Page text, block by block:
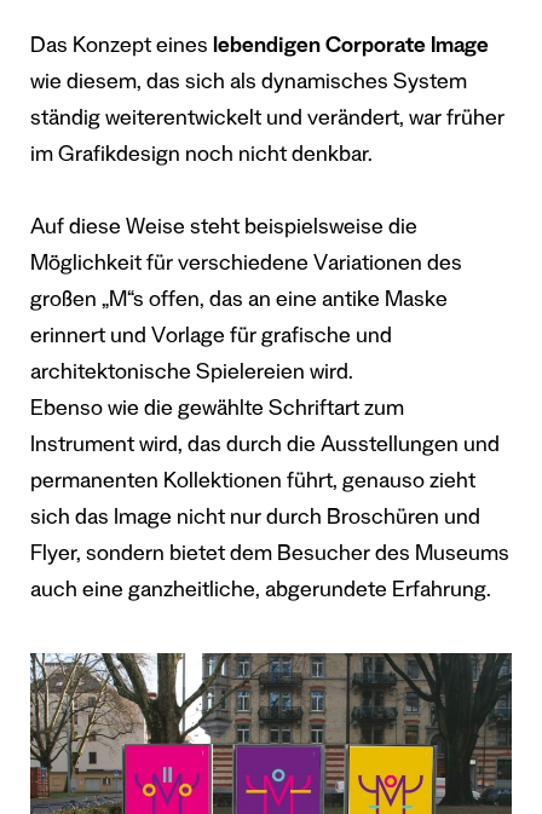
Das Konzept eines lebendigen Corporate Image
wie diesem, das sich als dynamisches System
ständig weiterentwickelt und verändert, war früher
im Grafikdesign noch nicht denkbar.
Auf diese Weise steht beispielsweise die
Möglichkeit für verschiedene Variationen des
großen „M“s offen, das an eine antike Maske
erinnert und Vorlage für grafische und
architektonische Spielereien wird.
Ebenso wie die gewählte Schriftart zum
Instrument wird, das durch die Ausstellungen und
permanenten Kollektionen führt, genauso zieht
sich das Image nicht nur durch Broschüren und
Flyer, sondern bietet dem Besucher des Museums
auch eine ganzheitliche, abgerundete Erfahrung.